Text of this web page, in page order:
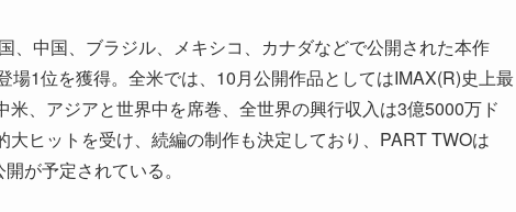
、中国、ブラジル、メキシコ、カナダなどで公開された本作
1位を獲得。全米では、10月公開作品としてはIMAX(R)史上最
、アジアと世界中を席巻、全世界の興行収入は3億5000万ド
ヒットを受け、続編の制作も決定しており、PART TWOは
が予定されている。